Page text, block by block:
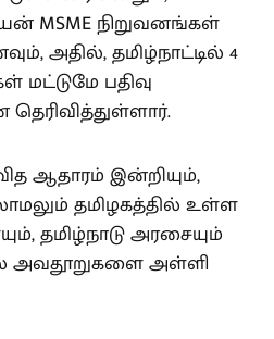
MSME நிறுவனங்கள்
அதில், தமிழ்நாட்டில் 4
மட்டுமே பதிவு
ஆதாரம் இன்றியும்,
தமிழகத்தில் உள்ள
தமிழ்நாடு அரசையும்
அவதூறுகளை அள்ளி